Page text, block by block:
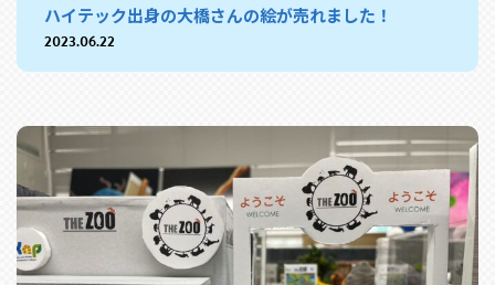
ハイテック出身の大橋さんの絵が売れました！
2023.06.22